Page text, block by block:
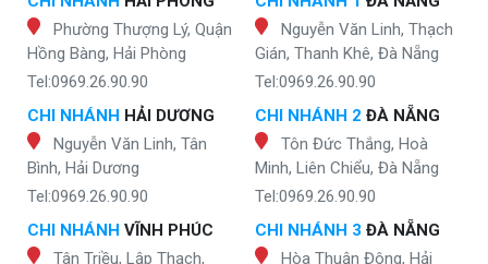
Phường Thượng Lý, Quận
Hồng Bàng, Hải Phòng
Tel:0969.26.90.90
CHI NHÁNH HẢI DƯƠNG
Nguyễn Văn Linh, Tân
Bình, Hải Dương
Tel:0969.26.90.90
CHI NHÁNH VĨNH PHÚC
Tân Triều, Lập Thạch,
Nguyễn Văn Linh, Thạch
Gián, Thanh Khê, Đà Nẵng
Tel:0969.26.90.90
CHI NHÁNH 2 ĐÀ NẴNG
Tôn Đức Thắng, Hoà
Minh, Liên Chiểu, Đà Nẵng
Tel:0969.26.90.90
CHI NHÁNH 3 ĐÀ NẴNG
Hòa Thuận Đông, Hải